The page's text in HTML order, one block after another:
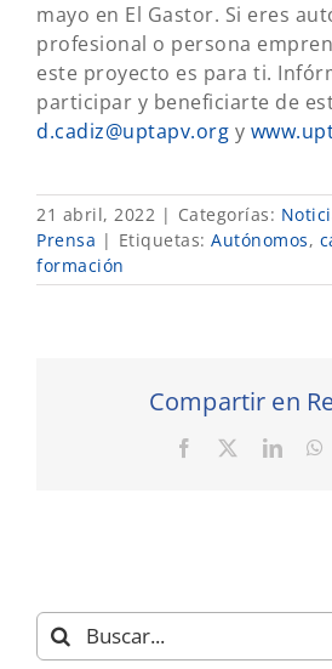
mayo en El Gastor. Si eres
profesional o persona
este proyecto es para ti.
participar y beneficiarte de
d.cadiz@uptapv.org y
21 abril, 2022 | Categorías:
Prensa | Etiquetas: Autónomos,
formación
Compartir en
Facebook
Buscar: